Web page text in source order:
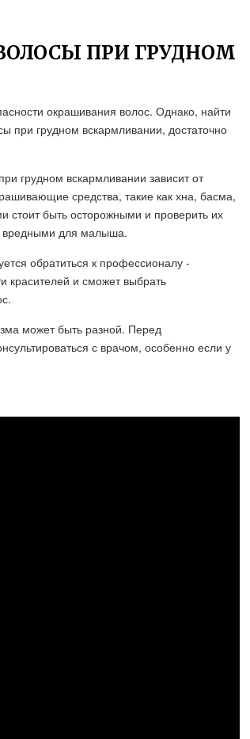
ПРИ ГРУДНОМ
окрашивания волос. Однако, найти
при грудном вскармливании, достаточно
грудном вскармливании зависит от
средства, такие как хна, басма,
стоит быть осторожными и проверить их
вредными для малыша.
обратиться к профессионалу -
красителей и сможет выбрать
может быть разной. Перед
с врачом, особенно если у